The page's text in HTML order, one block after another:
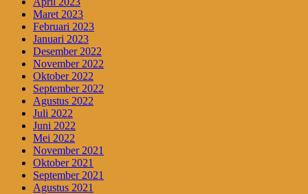
Maret 2023
Februari 2023
Januari 2023
Desember 2022
November 2022
Oktober 2022
September 2022
Agustus 2022
Juli 2022
Juni 2022
Mei 2022
November 2021
Oktober 2021
September 2021
Agustus 2021